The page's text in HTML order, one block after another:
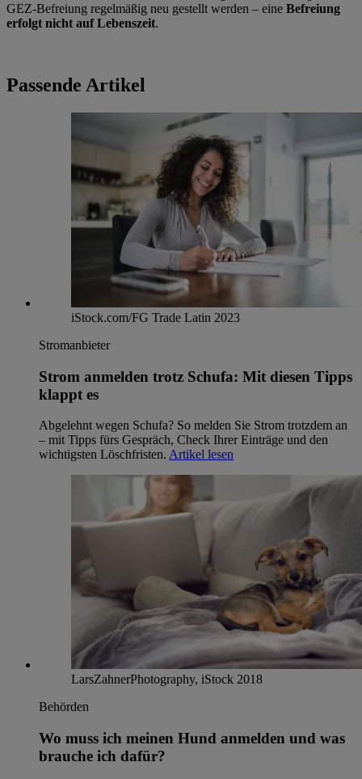
GEZ-Befreiung regelmäßig neu gestellt werden – eine Befreiung
erfolgt nicht auf Lebenszeit.
Passende Artikel
iStock.com/FG Trade Latin 2023
Stromanbieter
Strom anmelden trotz Schufa: Mit diesen Tipps
klappt es
Abgelehnt wegen Schufa? So melden Sie Strom trotzdem an
– mit Tipps fürs Gespräch, Check Ihrer Einträge und den
wichtigsten Löschfristen. Artikel lesen
LarsZahnerPhotography, iStock 2018
Behörden
Wo muss ich meinen Hund anmelden und was
brauche ich dafür?